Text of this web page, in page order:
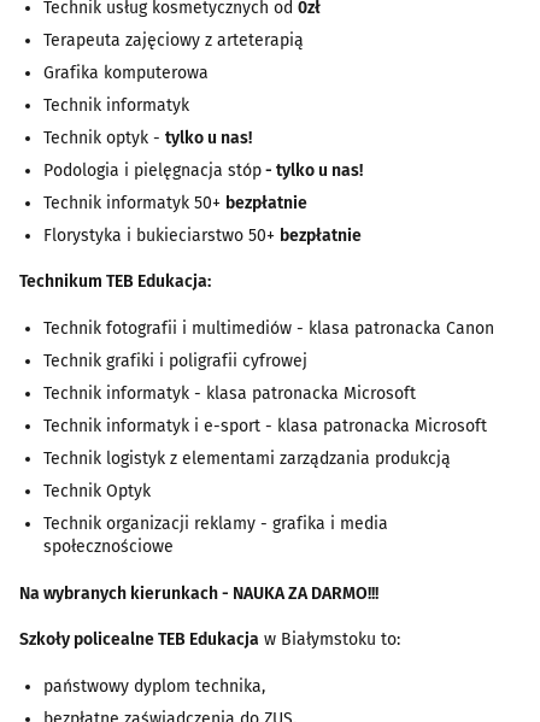
Technik usług kosmetycznych od 0zł
Terapeuta zajęciowy z arteterapią
Grafika komputerowa
Technik informatyk
Technik optyk - tylko u nas!
Podologia i pielęgnacja stóp- tylko u nas!
Technik informatyk 50+ bezpłatnie
Florystyka i bukieciarstwo 50+ bezpłatnie
Technikum TEB Edukacja:
Technik fotografii i multimediów - klasa patronacka Canon
Technik grafiki i poligrafii cyfrowej
Technik informatyk - klasa patronacka Microsoft
Technik informatyk i e-sport - klasa patronacka Microsoft
Technik logistyk z elementami zarządzania produkcją
Technik Optyk
Technik organizacji reklamy - grafika i media
społecznościowe
Na wybranych kierunkach - NAUKA ZA DARMO!!!
Szkoły policealne TEB Edukacja w Białymstoku to:
państwowy dyplom technika,